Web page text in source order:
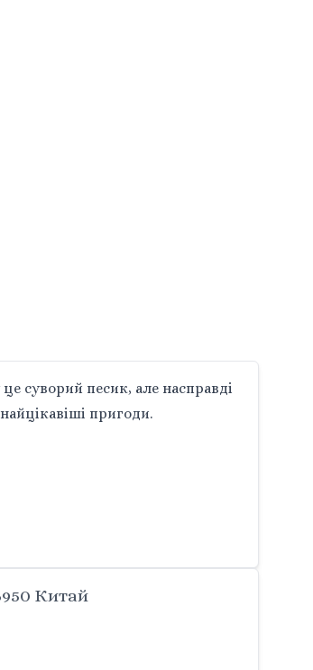
суворий песик, але насправді
пригоди.
Китай